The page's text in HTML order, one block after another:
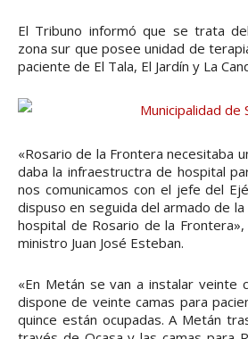
El Tribuno informó que se trata
zona sur que posee unidad de
paciente de El Tala, El Jardín y La
«Rosario de la Frontera necesitaba
daba la infraestructra de hospital
nos comunicamos con el jefe del
dispuso en seguida del armado de
hospital de Rosario de la
ministro Juan José Esteban.
«En Metán se van a instalar veinte
dispone de veinte camas para
quince están ocupadas. A Metán